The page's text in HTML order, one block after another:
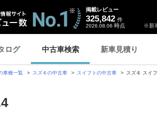
※新
掲載レビュー
325,842 件
2026.08.06 時点
ログ 中古車検索 新車見積り
車種一覧 スズキの中古車 スイフトの中古車 スズキ スイ